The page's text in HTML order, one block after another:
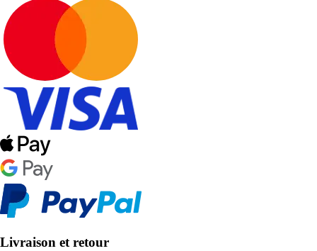
Livraison et retour